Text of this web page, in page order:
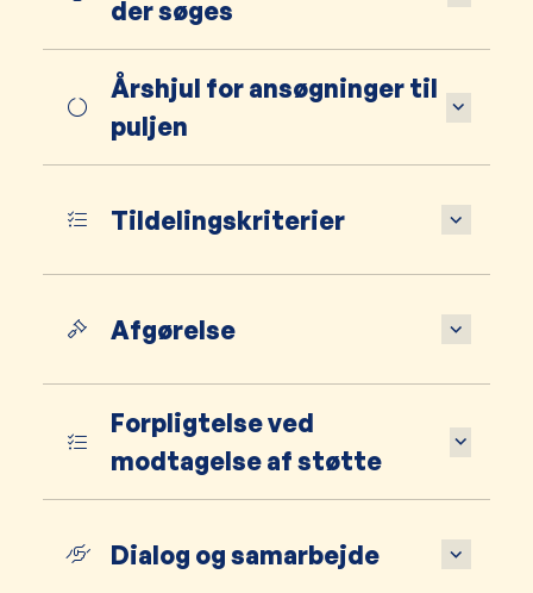
der søges
Årshjul for ansøgninger til
puljen
Tildelingskriterier
Afgørelse
Forpligtelse ved
modtagelse af støtte
Dialog og samarbejde